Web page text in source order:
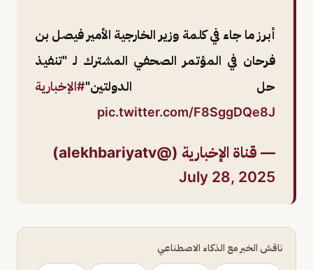
أبرز ما جاء في كلمة وزير الخارجية الأمير فيصل بن
فرحان في المؤتمر الصحفي المشترك لـ "تنفيذ
حل الدولتين"#الإخبارية
pic.twitter.com/F8SggDQe8J
— قناة الإخبارية (@alekhbariyatv)
July 28, 2025
ناقش الخبر مع الذكاء الاصطناعي